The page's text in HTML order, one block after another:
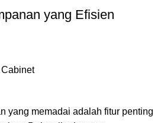
yang Efisien
yang memadai adalah fitur penting